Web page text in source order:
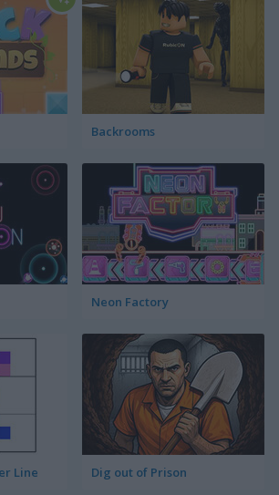
Backrooms
Neon Factory
Line Dig out of Prison